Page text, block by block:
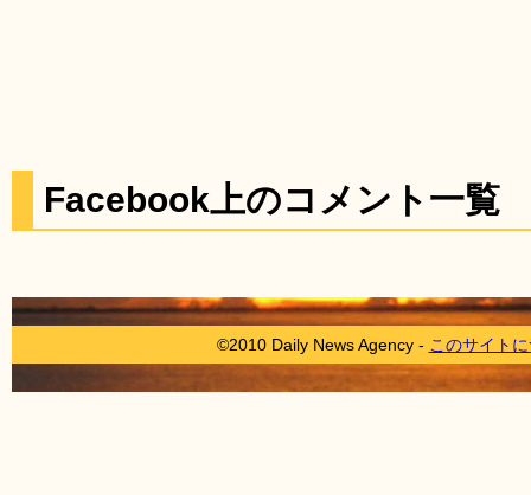
Facebook上のコメント一覧
©2010 Daily News Agency - このサイト